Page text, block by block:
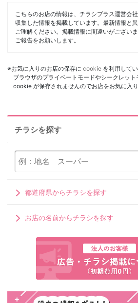
こちらのお店の情報は、チラシプラス運営会
収集した情報を掲載しています。最新情報と
ご理解ください。掲載情報に間違いがござい
ご報告をお願いします。
※お気に入りのお店の保存に cookie を利用してい
ブラウザのプライベートモードやシークレッ
cookie が保存されませんのでお店をお気に入り
チラシを探す
都道府県からチラシを探す
お店の名前からチラシを探す